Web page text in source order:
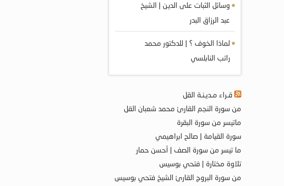
وسائل الثبات على الدين | الشيخ
عبد الرزاق البدر
لماذا الخوف ؟ | للدكتور محمد
راتب النابلسي
قـراء مـديـنـة القل
من سورة النجم القارئ محمد شعبان القل
ماتيسر من سورة البقرة
سورة القيامة | صالح ابراهيمي
ما تيسر من سورة الصف | أحسن حمار
تلاوة مختارة | فتحي بوسيس
من سورة البروج القارئ الشيخ فتحي بوسيس